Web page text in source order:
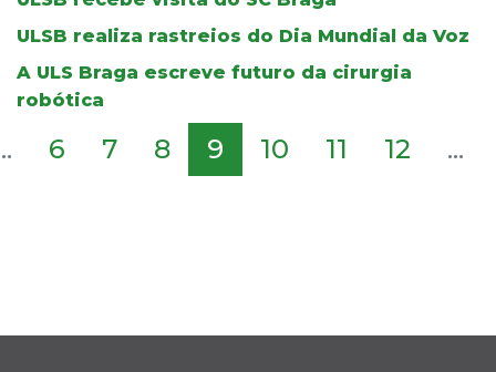
ULSB realiza rastreios do Dia Mundial da Voz
A ULS Braga escreve futuro da cirurgia
robótica
6 7 8 9 10 11 12 ...